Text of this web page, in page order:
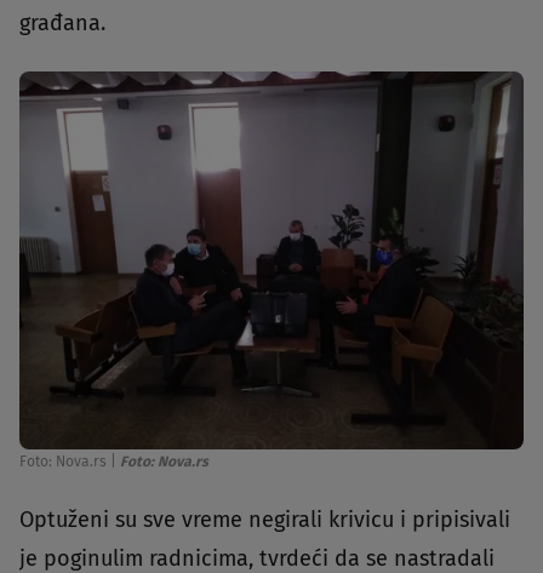
građana.
Foto: Nova.rs Foto: Nova.rs
Optuženi su sve vreme negirali krivicu i pripisivali
je poginulim radnicima, tvrdeći da se nastradali